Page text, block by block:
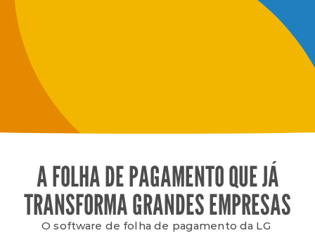
A FOLHA DE PAGAMENTO QUE JÁ
TRANSFORMA GRANDES EMPRESAS
O software de folha de pagamento da LG